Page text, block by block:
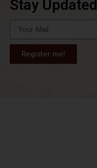
Stay Updated
Register me!